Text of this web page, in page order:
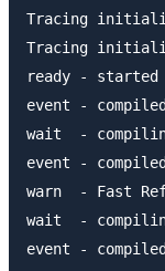
Tracing
Tracing
ready -
event -
wait  -
event -
warn  - Fast
wait  -
event -